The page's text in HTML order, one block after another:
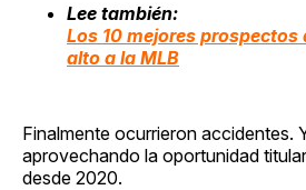
Lee también:
Los 10 mejores prospectos
alto a la MLB
Finalmente ocurrieron accidentes.
aprovechando la oportunidad
desde 2020.